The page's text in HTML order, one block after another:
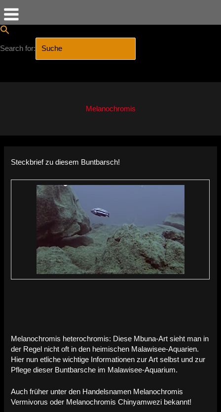
Search for:
Melanochromis
Steckbrief zu diesem Buntbarsch!
Melanochromis heterochromis: Diese Mbuna-Art sieht man in
der Regel nicht oft in den heimischen Malawisee-Aquarien.
Hier nun etliche wichtige Informationen zur Art selbst und zur
Pflege dieser Buntbarsche im Malawisee-Aquarium.
Auch früher unter den Handelsnamen Melanochromis
Vermivorus oder Melanochromis Chinyamwezi bekannt!